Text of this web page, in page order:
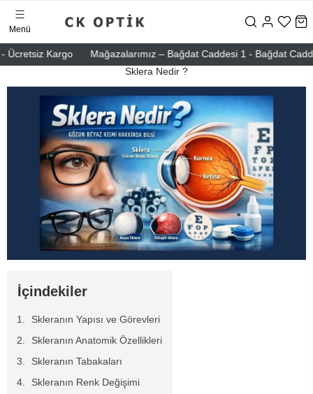
Kargo Mağazalarımız – Bağdat Caddesi 1 - Bağdat
Menü
Sklera Nedir ?
İçindekiler
Skleranın Yapısı ve Görevleri
Skleranın Anatomik Özellikleri
Skleranın Tabakaları
Skleranın Renk Değişimi